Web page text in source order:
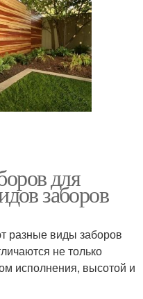
для
заборов
разные виды заборов
не только
исполнения, высотой и